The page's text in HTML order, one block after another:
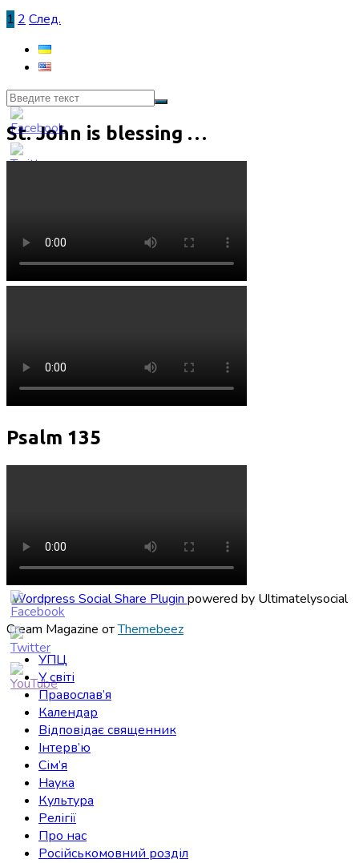
Пагинация
записей
1 2 След.
St. John is blessing …
Psalm 135
Wordpress Social Share Plugin powered by Ultimatelysocial
Cream Magazine отThemebeez
УПЦ
У світі
Православ’я
Календар
Відповідає священник
Інтерв’ю
Сім’я
Наука
Культура
Релігії
Про нас
Російськомовний розділ